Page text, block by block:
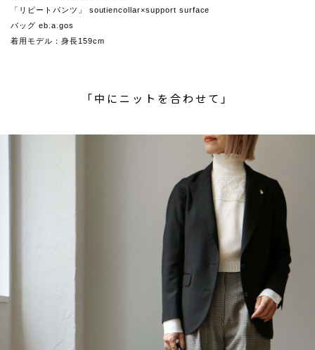
「リピートパンツ」 soutiencollar×support surface
バッグ eb.a.gos
着用モデル：身長159cm
「中にニットを合わせて」